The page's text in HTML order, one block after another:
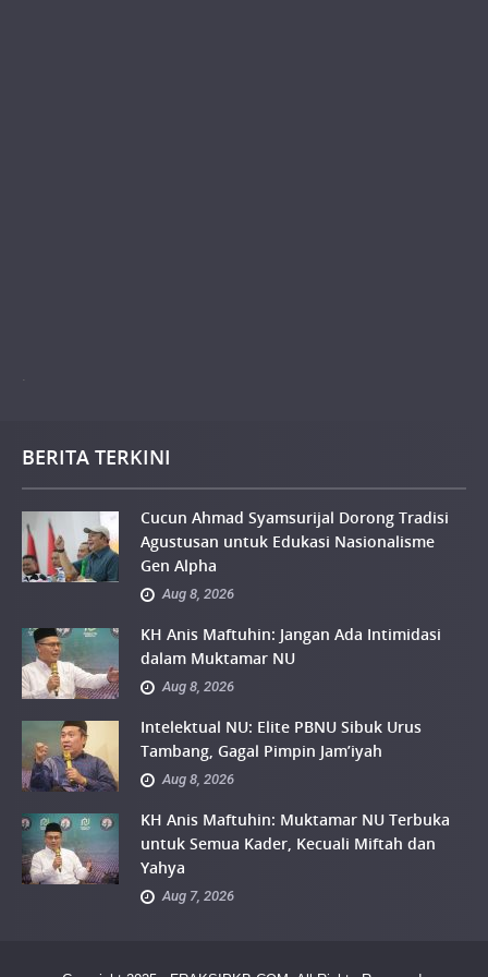
.
BERITA TERKINI
Cucun Ahmad Syamsurijal Dorong Tradisi
Agustusan untuk Edukasi Nasionalisme
Gen Alpha
Aug 8, 2026
KH Anis Maftuhin: Jangan Ada Intimidasi
dalam Muktamar NU
Aug 8, 2026
Intelektual NU: Elite PBNU Sibuk Urus
Tambang, Gagal Pimpin Jam’iyah
Aug 8, 2026
KH Anis Maftuhin: Muktamar NU Terbuka
untuk Semua Kader, Kecuali Miftah dan
Yahya
Aug 7, 2026